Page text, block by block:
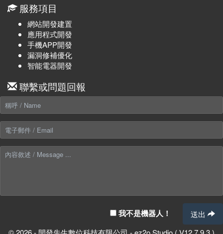
服務項目
網站開發建置
應用程式開發
手機APP開發
漏洞修補優化
智能電器開發
聯繫或問題回報
我不是機器人！
送出